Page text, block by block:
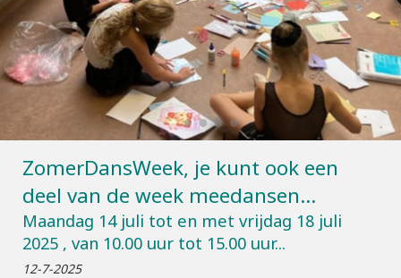
E-mail Bellen Nieuws Agenda
●●●●●
ZomerDansWeek, je kunt ook een
deel van de week meedansen...
Maandag 14 juli tot en met vrijdag 18 juli
2025 , van 10.00 uur tot 15.00 uur...
12-7-2025